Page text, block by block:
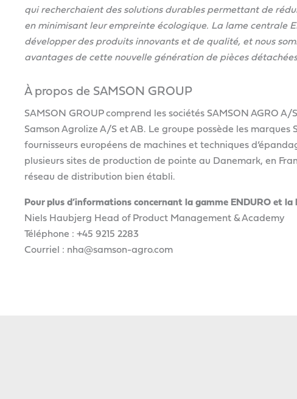
qui recherchaient des solutions durables permettant de
en minimisant leur empreinte écologique. La lame centrale
développer des produits innovants et de qualité, et nous
avantages de cette nouvelle génération de pièces
À propos de SAMSON GROUP
SAMSON GROUP comprend les sociétés SAMSON AGRO A/
Samson Agrolize A/S et AB. Le groupe possède les
fournisseurs européens de machines et techniques
plusieurs sites de production de pointe au Danemark, en
réseau de distribution bien établi.
Pour plus d’informations concernant la gamme ENDURO et
Niels Haubjerg Head of Product Management & Academy
Téléphone : +45 9215 2283
Courriel : nha@samson-agro.com